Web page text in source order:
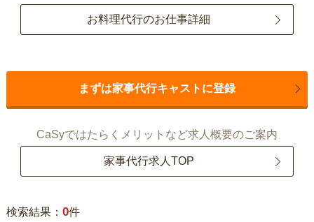
お料理代行のお仕事詳細
まずは家事代行キャストに登録
CaSyではたらくメリットなど求人概要のご案内
家事代行求人TOP
検索結果： 0件